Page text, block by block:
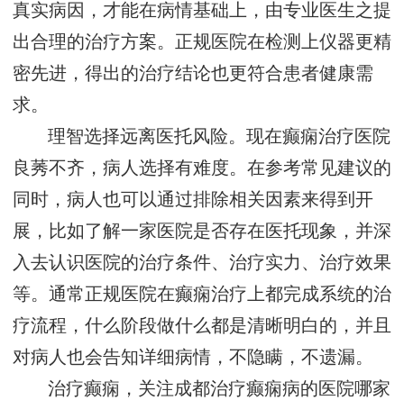
真实病因，才能在病情基础上，由专业医生之提
出合理的治疗方案。正规医院在检测上仪器更精
密先进，得出的治疗结论也更符合患者健康需
求。
理智选择远离医托风险。现在癫痫治疗医院
良莠不齐，病人选择有难度。在参考常见建议的
同时，病人也可以通过排除相关因素来得到开
展，比如了解一家医院是否存在医托现象，并深
入去认识医院的治疗条件、治疗实力、治疗效果
等。通常正规医院在癫痫治疗上都完成系统的治
疗流程，什么阶段做什么都是清晰明白的，并且
对病人也会告知详细病情，不隐瞒，不遗漏。
治疗癫痫，关注成都治疗癫痫病的医院哪家